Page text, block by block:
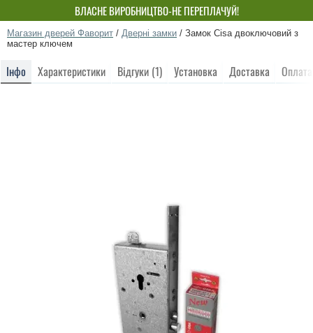
ВЛАСНЕ ВИРОБНИЦТВО-НЕ ПЕРЕПЛАЧУЙ!
Магазин дверей Фаворит / Дверні замки / Замок Cisa двоключовий з
мастер ключем
Інфо Характеристики Відгуки (1) Установка Доставка Оплата